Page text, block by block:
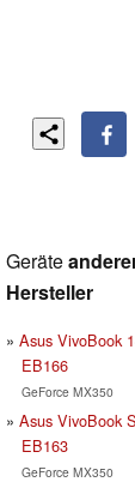
Geräte
Hersteller
Asus VivoBook
EB166
GeForce MX350
Asus VivoBook
EB163
GeForce MX350